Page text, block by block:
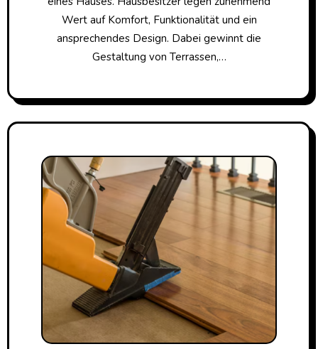
Wert auf Komfort, Funktionalität und ein
ansprechendes Design. Dabei gewinnt die
Gestaltung von Terrassen,…